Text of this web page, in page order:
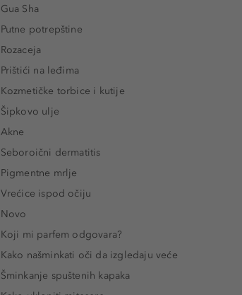
Gua Sha
Putne potrepštine
Rozaceja
Prištići na leđima
Kozmetičke torbice i kutije
Šipkovo ulje
Akne
Seboroični dermatitis
Pigmentne mrlje
Vrećice ispod očiju
Novo
Koji mi parfem odgovara?
Kako našminkati oči da izgledaju veće
Šminkanje spuštenih kapaka